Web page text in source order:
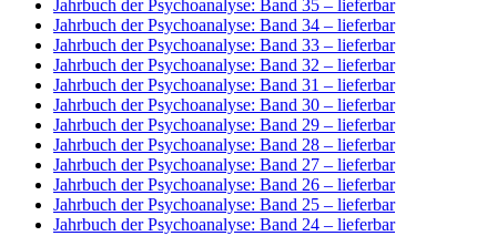
Jahrbuch der Psychoanalyse: Band 35 – lieferbar
Jahrbuch der Psychoanalyse: Band 34 – lieferbar
Jahrbuch der Psychoanalyse: Band 33 – lieferbar
Jahrbuch der Psychoanalyse: Band 32 – lieferbar
Jahrbuch der Psychoanalyse: Band 31 – lieferbar
Jahrbuch der Psychoanalyse: Band 30 – lieferbar
Jahrbuch der Psychoanalyse: Band 29 – lieferbar
Jahrbuch der Psychoanalyse: Band 28 – lieferbar
Jahrbuch der Psychoanalyse: Band 27 – lieferbar
Jahrbuch der Psychoanalyse: Band 26 – lieferbar
Jahrbuch der Psychoanalyse: Band 25 – lieferbar
Jahrbuch der Psychoanalyse: Band 24 – lieferbar